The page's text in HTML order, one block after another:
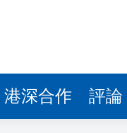
港深合作 評論
體量與發展質效同步
整